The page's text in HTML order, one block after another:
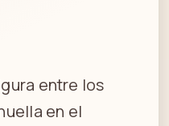
entre los
en el